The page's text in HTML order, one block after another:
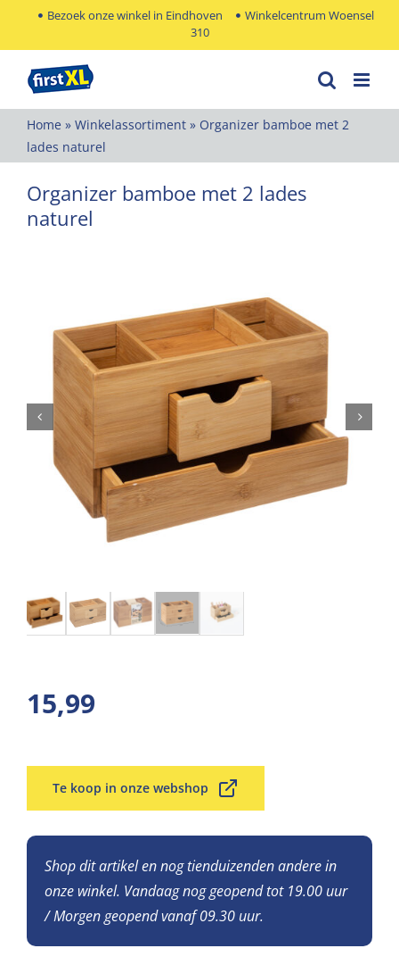
Bezoek onze winkel in Eindhoven
Winkelcentrum Woensel
310
Home » Winkelassortiment » Organizer bamboe met 2
lades naturel
Organizer bamboe met 2 lades
naturel
15,99
Te koop in onze webshop
Shop dit artikel en nog tienduizenden andere in
onze winkel. Vandaag nog geopend tot 19.00 uur
/ Morgen geopend vanaf 09.30 uur.